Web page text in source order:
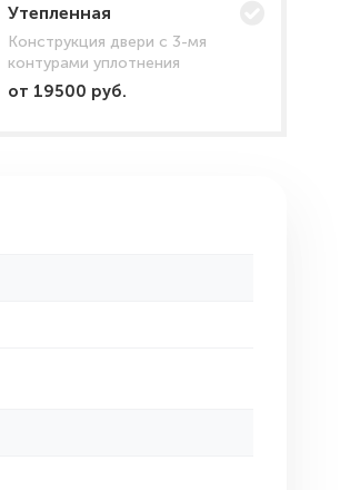
Утепленная
Конструкция двери с 3-мя
контурами уплотнения
от 19500 руб.